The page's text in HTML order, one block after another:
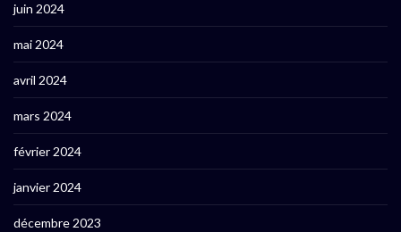
juin 2024
mai 2024
avril 2024
mars 2024
février 2024
janvier 2024
décembre 2023